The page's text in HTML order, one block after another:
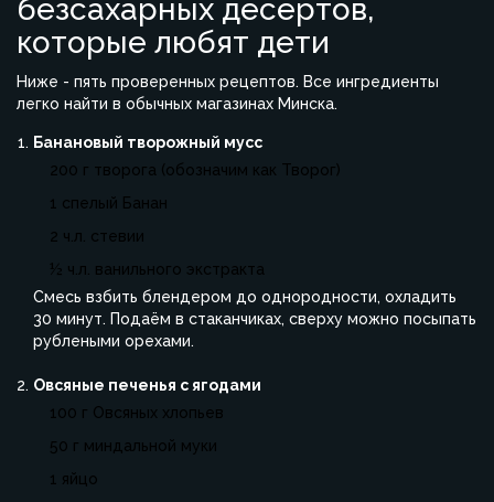
безсахарных десертов,
которые любят дети
Ниже - пять проверенных рецептов. Все ингредиенты
легко найти в обычных магазинах Минска.
Банановый творожный мусс
200 г творога (обозначим как Творог)
1 спелый Банан
2 ч.л. стевии
½ ч.л. ванильного экстракта
Смесь взбить блендером до однородности, охладить
30 минут. Подаём в стаканчиках, сверху можно посыпать
рублеными орехами.
Овсяные печенья с ягодами
100 г Овсяных хлопьев
50 г миндальной муки
1 яйцо